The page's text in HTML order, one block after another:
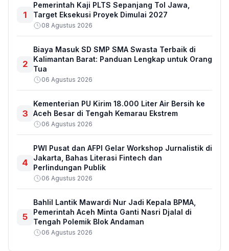
1
Pemerintah Kaji PLTS Sepanjang Tol Jawa,
Target Eksekusi Proyek Dimulai 2027
08 Agustus 2026
2
Biaya Masuk SD SMP SMA Swasta Terbaik di
Kalimantan Barat: Panduan Lengkap untuk Orang
Tua
06 Agustus 2026
3
Kementerian PU Kirim 18.000 Liter Air Bersih ke
Aceh Besar di Tengah Kemarau Ekstrem
06 Agustus 2026
4
PWI Pusat dan AFPI Gelar Workshop Jurnalistik di
Jakarta, Bahas Literasi Fintech dan
Perlindungan Publik
06 Agustus 2026
5
Bahlil Lantik Mawardi Nur Jadi Kepala BPMA,
Pemerintah Aceh Minta Ganti Nasri Djalal di
Tengah Polemik Blok Andaman
06 Agustus 2026